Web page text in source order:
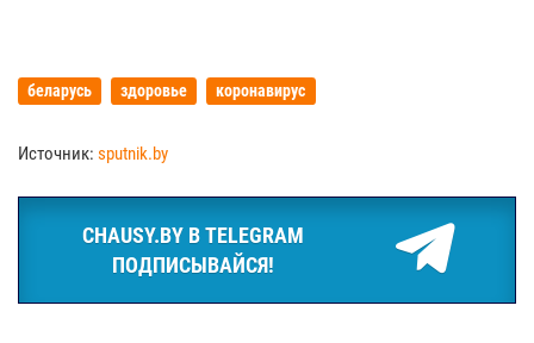
беларусь здоровье коронавирус
Источник: sputnik.by
CHAUSY.BY В TELEGRAM
ПОДПИСЫВАЙСЯ!